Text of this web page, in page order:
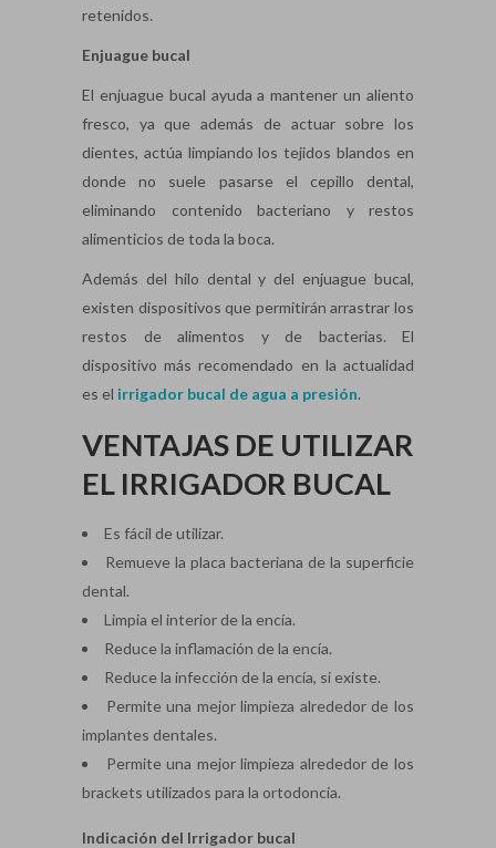
retenidos.
Enjuague bucal
El enjuague bucal ayuda a mantener un aliento
fresco, ya que además de actuar sobre los
dientes, actúa limpiando los tejidos blandos en
donde no suele pasarse el cepillo dental,
eliminando contenido bacteriano y restos
alimenticios de toda la boca.
Además del hilo dental y del enjuague bucal,
existen dispositivos que permitirán arrastrar los
restos de alimentos y de bacterias. El
dispositivo más recomendado en la actualidad
es el irrigador bucal de agua a presión.
VENTAJAS DE UTILIZAR
EL IRRIGADOR BUCAL
Es fácil de utilizar.
Remueve la placa bacteriana de la superficie
dental.
Limpia el interior de la encía.
Reduce la inflamación de la encía.
Reduce la infección de la encía, si existe.
Permite una mejor limpieza alrededor de los
implantes dentales.
Permite una mejor limpieza alrededor de los
brackets utilizados para la ortodoncia.
Indicación del Irrigador bucal